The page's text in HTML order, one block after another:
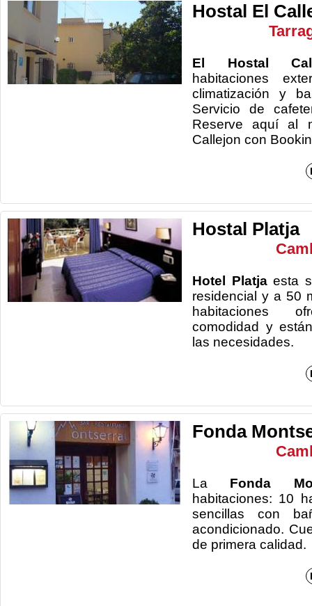
Hostal El
El Hostal
habitaciones
climatización y
Servicio de
Reserve aquí al
Callejon
Hostal Platja
Hotel Platjaesta
residencial y a 50
habitaciones
comodidad y
las
Fonda
La Fonda
habitaciones: 10
sencillas con
acondicionado.
de